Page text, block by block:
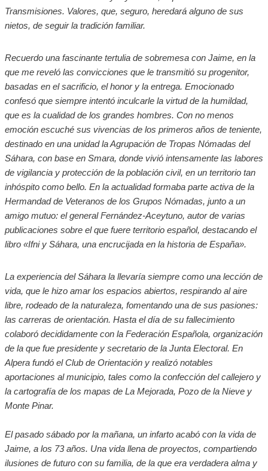
Transmisiones. Valores, que, seguro, heredará alguno de sus
nietos, de seguir la tradición familiar.
Recuerdo una fascinante tertulia de sobremesa con Jaime, en la
que me reveló las convicciones que le transmitió su progenitor,
basadas en el sacrificio, el honor y la entrega. Emocionado
confesó que siempre intentó inculcarle la virtud de la humildad,
que es la cualidad de los grandes hombres. Con no menos
emoción escuché sus vivencias de los primeros años de teniente,
destinado en una unidad la Agrupación de Tropas Nómadas del
Sáhara, con base en Smara, donde vivió intensamente las labores
de vigilancia y protección de la población civil, en un territorio tan
inhóspito como bello. En la actualidad formaba parte activa de la
Hermandad de Veteranos de los Grupos Nómadas, junto a un
amigo mutuo: el general Fernández-Aceytuno, autor de varias
publicaciones sobre el que fuere territorio español, destacando el
libro «Ifni y Sáhara, una encrucijada en la historia de España».
La experiencia del Sáhara la llevaría siempre como una lección de
vida, que le hizo amar los espacios abiertos, respirando al aire
libre, rodeado de la naturaleza, fomentando una de sus pasiones:
las carreras de orientación. Hasta el día de su fallecimiento
colaboró decididamente con la Federación Española, organización
de la que fue presidente y secretario de la Junta Electoral. En
Alpera fundó el Club de Orientación y realizó notables
aportaciones al municipio, tales como la confección del callejero y
la cartografía de los mapas de La Mejorada, Pozo de la Nieve y
Monte Pinar.
El pasado sábado por la mañana, un infarto acabó con la vida de
Jaime, a los 73 años. Una vida llena de proyectos, compartiendo
ilusiones de futuro con su familia, de la que era verdadera alma y